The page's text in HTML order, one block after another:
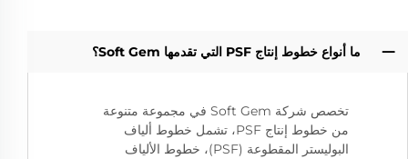
ما أنواع خطوط إنتاج PSF التي تقدمها Soft Gem؟
تخصص شركة Soft Gem في مجموعة متنوعة
من خطوط إنتاج PSF، تشمل خطوط ألياف
البوليستر المقطوعة (PSF)، خطوط الألياف